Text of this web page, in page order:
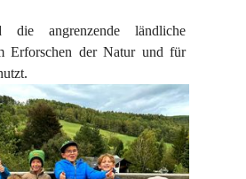
die angrenzende ländliche
Erforschen der Natur und für